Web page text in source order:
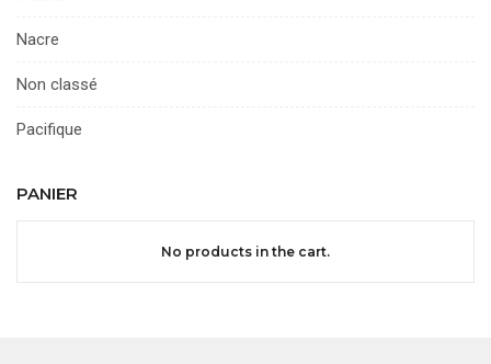
Nacre
Non classé
Pacifique
PANIER
No products in the cart.